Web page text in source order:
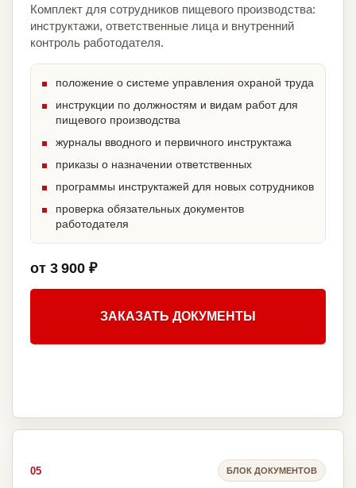
Комплект для сотрудников пищевого производства:
инструктажи, ответственные лица и внутренний
контроль работодателя.
положение о системе управления охраной труда
инструкции по должностям и видам работ для
пищевого производства
журналы вводного и первичного инструктажа
приказы о назначении ответственных
программы инструктажей для новых сотрудников
проверка обязательных документов
работодателя
от 3 900 ₽
ЗАКАЗАТЬ ДОКУМЕНТЫ
05 БЛОК ДОКУМЕНТОВ